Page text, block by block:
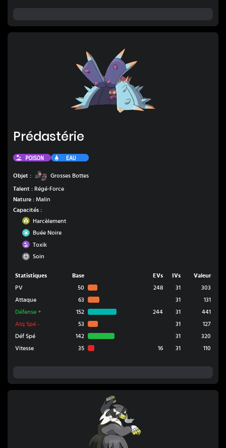
Prédastérie
Poison Eau
Objet : Grosses Bottes
Talent : Régé-Force
Nature : Malin
Capacités :
Insecte
Harcèlement
Glace
Buée Noire
Poison
Toxik
Normal
Soin
Statistiques Base EVs IVs
Valeur
PV
50 248 31
303
Attaque
63 31
131
Défense + 152 244 31
441
Atq Spé - 53 31
127
Déf Spé
142 31
320
Vitesse
35 16 31 110